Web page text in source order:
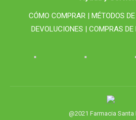
CÓMO COMPRAR | MÉTODOS
DEVOLUCIONES | COMPRAS
@2021 Farmacia Santa